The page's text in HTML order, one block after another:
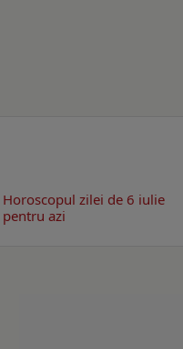
Horoscopul zilei de 6 iulie
azi